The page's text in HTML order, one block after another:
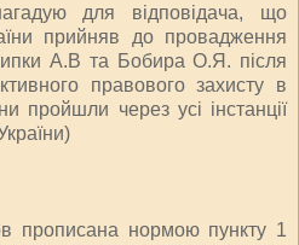
для відповідача, що
прийняв до провадження
А.В та Бобира О.Я. після
правового захисту в
пройшли через усі інстанції
прописана нормою пункту 1